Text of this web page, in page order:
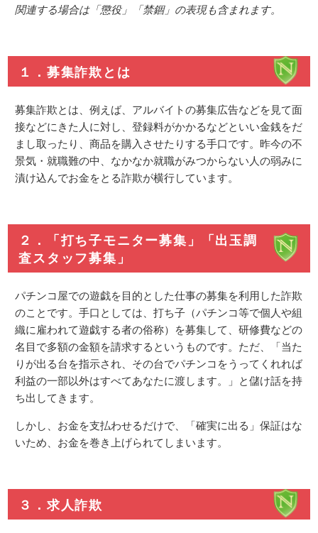
関連する場合は「懲役」「禁錮」の表現も含まれます。
１．募集詐欺とは
募集詐欺とは、例えば、アルバイトの募集広告などを見て面
接などにきた人に対し、登録料がかかるなどといい金銭をだ
まし取ったり、商品を購入させたりする手口です。昨今の不
景気・就職難の中、なかなか就職がみつからない人の弱みに
漬け込んでお金をとる詐欺が横行しています。
２．「打ち子モニター募集」「出玉調
査スタッフ募集」
パチンコ屋での遊戯を目的とした仕事の募集を利用した詐欺
のことです。手口としては、打ち子（パチンコ等で個人や組
織に雇われて遊戯する者の俗称）を募集して、研修費などの
名目で多額の金額を請求するというものです。ただ、「当た
りが出る台を指示され、その台でパチンコをうってくれれば
利益の一部以外はすべてあなたに渡します。」と儲け話を持
ち出してきます。
しかし、お金を支払わせるだけで、「確実に出る」保証はな
いため、お金を巻き上げられてしまいます。
３．求人詐欺